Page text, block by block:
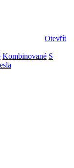
Otevřít
Kombinované S